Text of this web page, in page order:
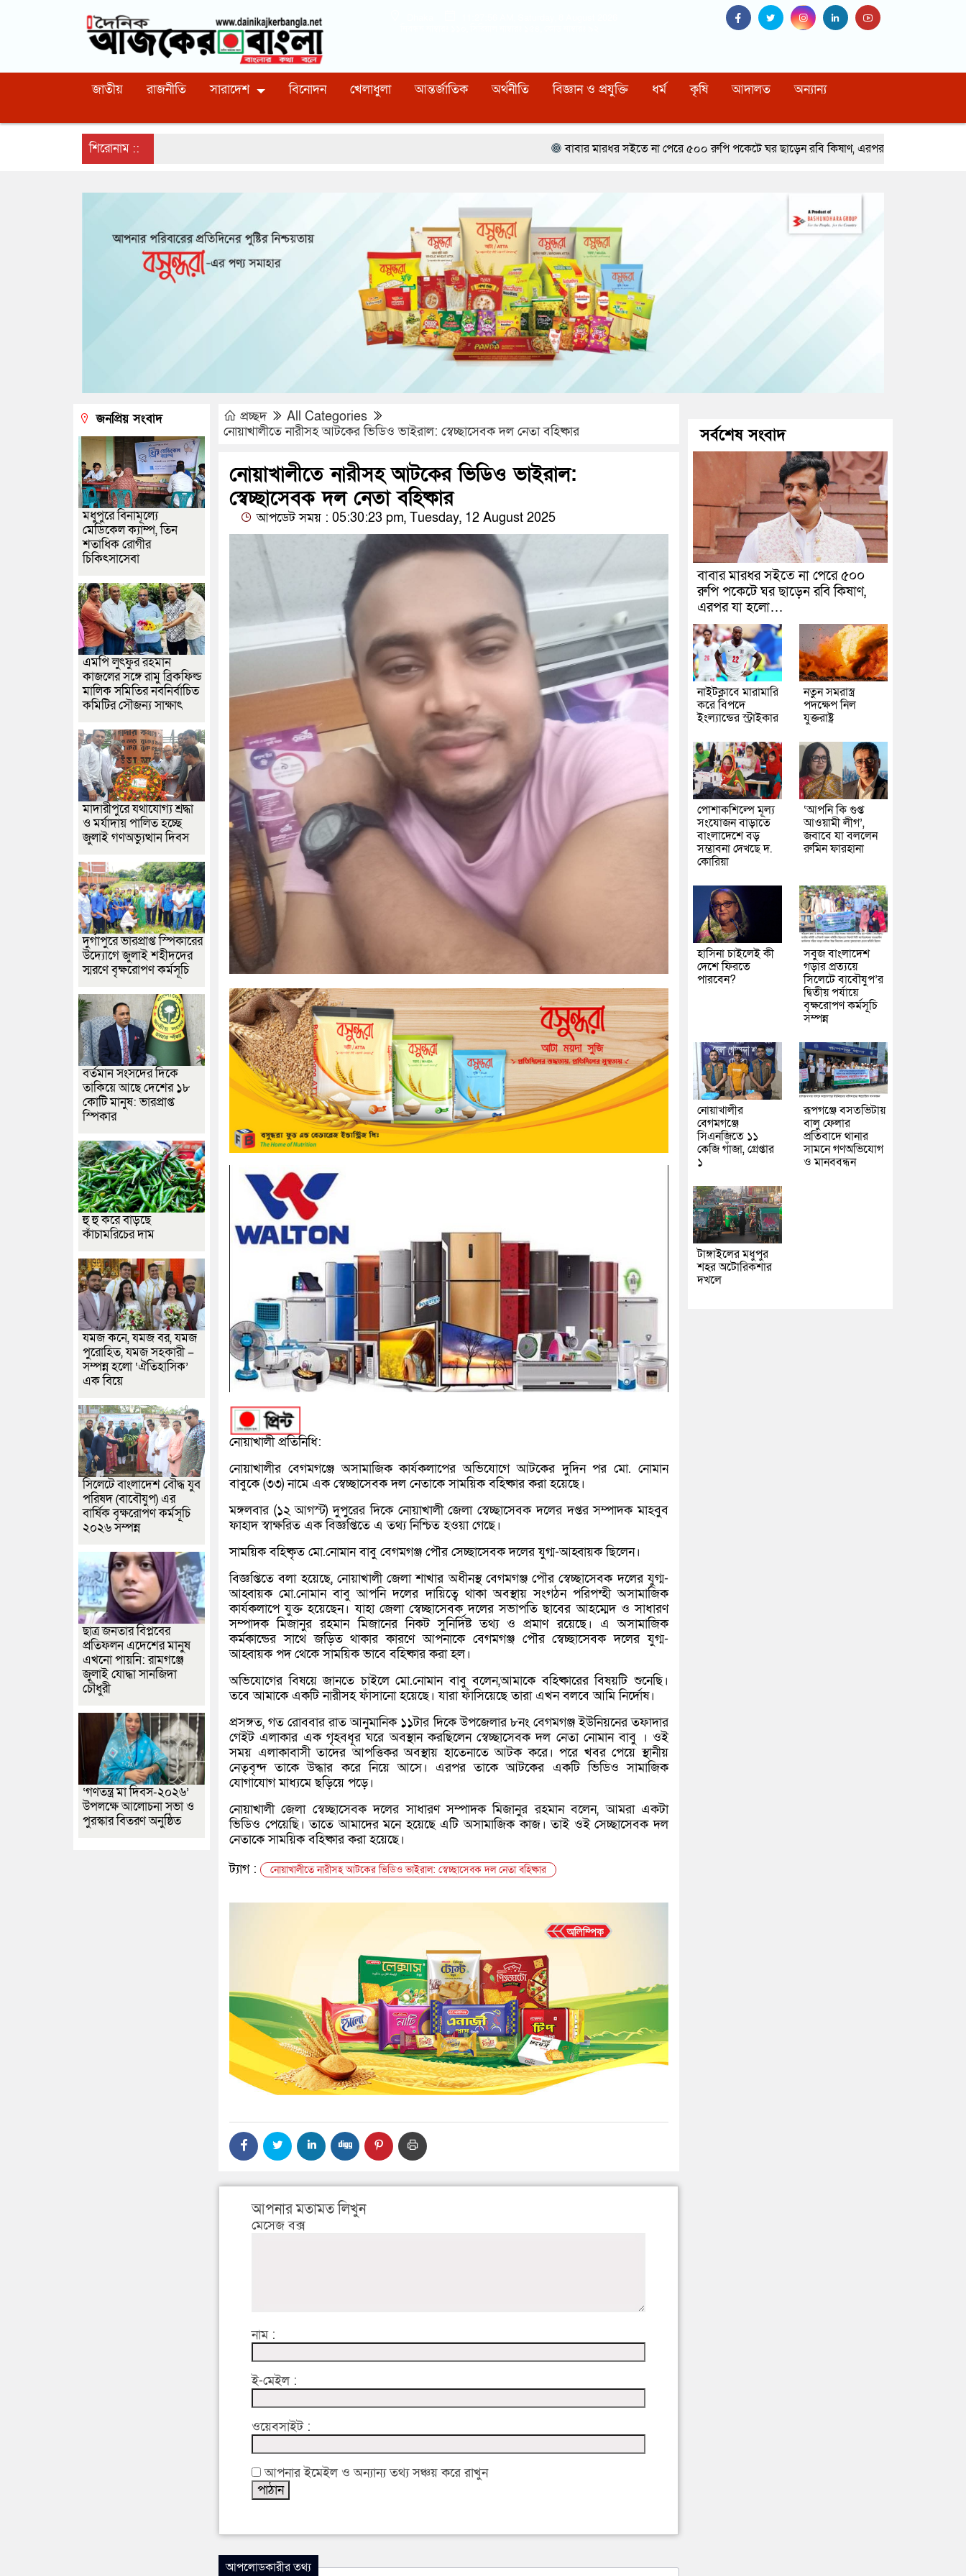
জাতীয় রাজনীতি সারাদেশ বিনোদন খেলাধুলা আন্তর্জাতিক অর্থনীতি বিজ্ঞান ও প্রযুক্তি ধর্ম কৃষি আদালত অন্যান্য
শিরোনাম :: বাবার মারধর সইতে না পেরে ৫০০ রুপি পকেটে ঘর ছাড়েন রবি কিষাণ, এরপর যা হলো… নাইটক্লাবে মারামারি করে
প্রচ্ছদ
All Categories
নোয়াখালীতে নারীসহ আটকের ভিডিও ভাইরাল: স্বেচ্ছাসেবক দল নেতা বহিষ্কার
নোয়াখালীতে নারীসহ আটকের ভিডিও ভাইরাল:
স্বেচ্ছাসেবক দল নেতা বহিষ্কার
আপডেট সময় : 05:30:23 pm, Tuesday, 12 August 2025
নোয়াখালী প্রতিনিধি:
নোয়াখালীর বেগমগঞ্জে অসামাজিক কার্যকলাপের অভিযোগে আটকের দুদিন পর মো. নোমান
বাবুকে (৩৩) নামে এক স্বেচ্ছাসেবক দল নেতাকে সাময়িক বহিষ্কার করা হয়েছে।
মঙ্গলবার (১২ আগস্ট) দুপুরের দিকে নোয়াখালী জেলা স্বেচ্ছাসেবক দলের দপ্তর সম্পাদক মাহবুব
ফাহাদ স্বাক্ষরিত এক বিজ্ঞপ্তিতে এ তথ্য নিশ্চিত হওয়া গেছে।
সাময়িক বহিষ্কৃত মো.নোমান বাবু বেগমগঞ্জ পৌর সেচ্ছাসেবক দলের যুগ্ম-আহ্বায়ক ছিলেন।
বিজ্ঞপ্তিতে বলা হয়েছে, নোয়াখালী জেলা শাখার অধীনস্থ বেগমগঞ্জ পৌর স্বেচ্ছাসেবক দলের যুগ্ম-
আহ্বায়ক মো.নোমান বাবু আপনি দলের দায়িত্বে থাকা অবস্থায় সংগঠন পরিপন্হী অসামাজিক
কার্যকলাপে যুক্ত হয়েছেন। যাহা জেলা স্বেচ্ছাসেবক দলের সভাপতি ছাবের আহম্মেদ ও সাধারণ
সম্পাদক মিজানুর রহমান মিজানের নিকট সুনির্দিষ্ট তথ্য ও প্রমাণ রয়েছে। এ অসামাজিক
কর্মকান্ডের সাথে জড়িত থাকার কারণে আপনাকে বেগমগঞ্জ পৌর স্বেচ্ছাসেবক দলের যুগ্ম-
আহ্বায়ক পদ থেকে সাময়িক ভাবে বহিষ্কার করা হল।
অভিযোগের বিষয়ে জানতে চাইলে মো.নোমান বাবু বলেন,আমাকে বহিষ্কারের বিষয়টি শুনেছি।
তবে আমাকে একটি নারীসহ ফাঁসানো হয়েছে। যারা ফাঁসিয়েছে তারা এখন বলবে আমি নির্দোষ।
প্রসঙ্গত, গত রোববার রাত আনুমানিক ১১টার দিকে উপজেলার ৮নং বেগমগঞ্জ ইউনিয়নের তফাদার
গেইট এলাকার এক গৃহবধূর ঘরে অবস্থান করছিলেন স্বেচ্ছাসেবক দল নেতা নোমান বাবু । ওই
সময় এলাকাবাসী তাদের আপত্তিকর অবস্থায় হাতেনাতে আটক করে। পরে খবর পেয়ে স্থানীয়
নেতৃবৃন্দ তাকে উদ্ধার করে নিয়ে আসে। এরপর তাকে আটকের একটি ভিডিও সামাজিক
যোগাযোগ মাধ্যমে ছড়িয়ে পড়ে।
নোয়াখালী জেলা স্বেচ্ছাসেবক দলের সাধারণ সম্পাদক মিজানুর রহমান বলেন, আমরা একটা
ভিডিও পেয়েছি। তাতে আমাদের মনে হয়েছে এটি অসামাজিক কাজ। তাই ওই সেচ্ছাসেবক দল
নেতাকে সাময়িক বহিষ্কার করা হয়েছে।
ট্যাগ :
নোয়াখালীতে নারীসহ আটকের ভিডিও ভাইরাল: স্বেচ্ছাসেবক দল নেতা বহিষ্কার
আপনার মতামত লিখুন
মেসেজ বক্স
নাম :
ই-মেইল :
ওয়েবসাইট :
আপনার ইমেইল ও অন্যান্য তথ্য সঞ্চয় করে রাখুন
আপলোডকারীর তথ্য
জনপ্রিয় সংবাদ
মধুপুরে বিনামূল্যে
মেডিকেল ক্যাম্প, তিন
শতাধিক রোগীর
চিকিৎসাসেবা
এমপি লুৎফুর রহমান
কাজলের সঙ্গে রামু ব্রিকফিল্ড
মালিক সমিতির নবনির্বাচিত
কমিটির সৌজন্য সাক্ষাৎ
মাদারীপুরে যথাযোগ্য শ্রদ্ধা
ও মর্যাদায় পালিত হচ্ছে
জুলাই গণঅভ্যুত্থান দিবস
দুর্গাপুরে ভারপ্রাপ্ত স্পিকারের
উদ্যোগে জুলাই শহীদদের
স্মরণে বৃক্ষরোপণ কর্মসূচি
বর্তমান সংসদের দিকে
তাকিয়ে আছে দেশের ১৮
কোটি মানুষ: ভারপ্রাপ্ত
স্পিকার
হু হু করে বাড়ছে
কাঁচামরিচের দাম
যমজ কনে, যমজ বর, যমজ
পুরোহিত, যমজ সহকারী –
সম্পন্ন হলো ‘ঐতিহাসিক’
এক বিয়ে
সিলেটে বাংলাদেশ বৌদ্ধ যুব
পরিষদ (বাবৌযুপ) এর
বার্ষিক বৃক্ষরোপণ কর্মসূচি
২০২৬ সম্পন্ন
ছাত্র জনতার বিপ্লবের
প্রতিফলন এদেশের মানুষ
এখনো পায়নি: রামগঞ্জে
জুলাই যোদ্ধা সানজিদা
চৌধুরী
‘গণতন্ত্র মা দিবস-২০২৬’
উপলক্ষে আলোচনা সভা ও
পুরস্কার বিতরণ অনুষ্ঠিত
সর্বশেষ সংবাদ
বাবার মারধর সইতে না পেরে ৫০০
রুপি পকেটে ঘর ছাড়েন রবি কিষাণ,
এরপর যা হলো…
নাইটক্লাবে মারামারি
করে বিপদে
ইংল্যান্ডের স্ট্রাইকার
নতুন সমরাস্ত্র
পদক্ষেপ নিল
যুক্তরাষ্ট্র
পোশাকশিল্পে মূল্য
সংযোজন বাড়াতে
বাংলাদেশে বড়
সম্ভাবনা দেখছে দ.
কোরিয়া
‘আপনি কি গুপ্ত
আওয়ামী লীগ’,
জবাবে যা বললেন
রুমিন ফারহানা
হাসিনা চাইলেই কী
দেশে ফিরতে
পারবেন?
সবুজ বাংলাদেশ
গড়ার প্রত্যয়ে
সিলেটে বাবৌযুপ’র
দ্বিতীয় পর্যায়ে
বৃক্ষরোপণ কর্মসূচি
সম্পন্ন
নোয়াখালীর
বেগমগঞ্জে
সিএনজিতে ১১
কেজি গাঁজা, গ্রেপ্তার
১
রূপগঞ্জে বসতভিটায়
বালু ফেলার
প্রতিবাদে থানার
সামনে গণঅভিযোগ
ও মানববন্ধন
টাঙ্গাইলের মধুপুর
শহর অটোরিকশার
দখলে